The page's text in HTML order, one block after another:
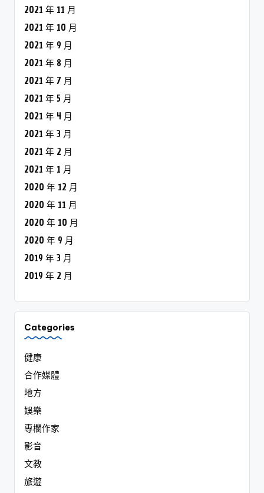
2021 年 11 月
2021 年 10 月
2021 年 9 月
2021 年 8 月
2021 年 7 月
2021 年 5 月
2021 年 4 月
2021 年 3 月
2021 年 2 月
2021 年 1 月
2020 年 12 月
2020 年 11 月
2020 年 10 月
2020 年 9 月
2019 年 3 月
2019 年 2 月
Categories
健康
合作媒體
地方
娛樂
專欄作家
影音
文教
旅遊